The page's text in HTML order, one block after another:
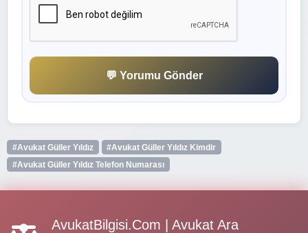
💬 Yorumu Gönder
#Avukat Güller Yıldız
#Avukat Güller Yıldız Kimdir
#Avukat Güller Yıldız Telefon Numarası
AvukatBilgisi.Com | Avukat Ara